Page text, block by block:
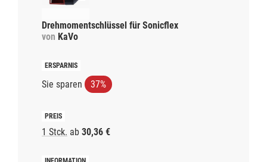
Drehmomentschlüssel für Sonicflex
von KaVo
Sie sparen 37%
1 Stck. ab 30,36 €